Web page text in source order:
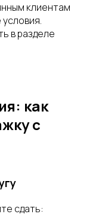
клиентам
в разделе
как
с
сдать: